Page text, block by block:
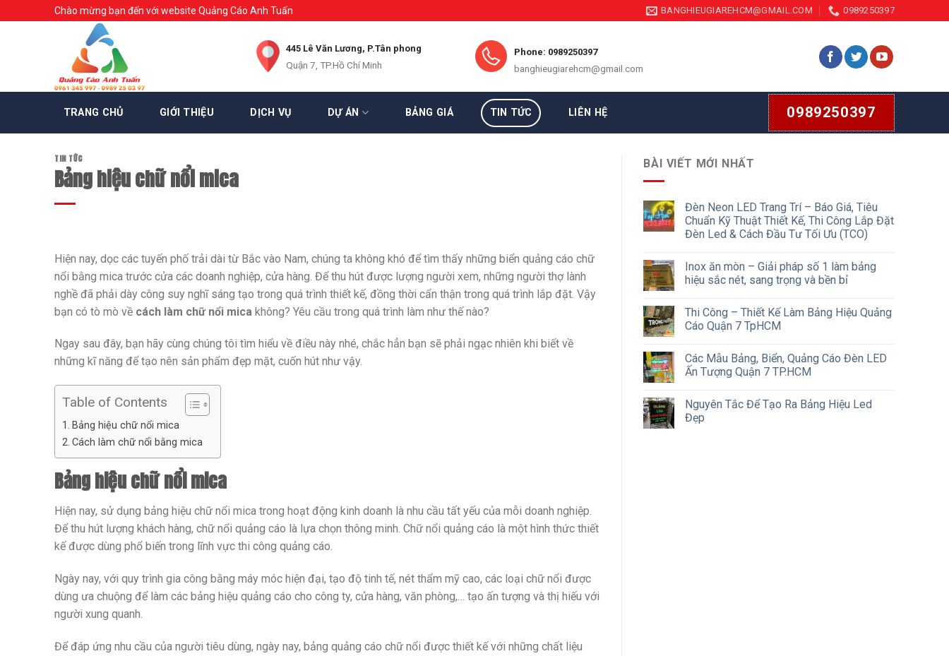
to
Chào mừng bạn đến với website Quảng Cáo Anh Tuấn BANGHIEUGIAREHCM@GMAIL.COM 0989250397
445 Lê Văn Lương, P.Tân phong
Quận 7, TP.Hồ Chí Minh
Phone: 0989250397
banghieugiarehcm@gmail.com
TRANG CHỦ GIỚI THIỆU DỊCH VỤ DỰ ÁN BẢNG GIÁ TIN TỨC LIÊN HỆ 0989250397
TIN TỨC
Bảng hiệu chữ nổi mica
Hiện nay, dọc các tuyến phố trải dài từ Bắc vào Nam, chúng ta không khó để tìm thấy những biển quảng cáo chữ
nổi bằng mica trước cửa các doanh nghiệp, cửa hàng. Để thu hút được lượng người xem, những người thợ lành
nghề đã phải dày công suy nghĩ sáng tạo trong quá trình thiết kế, đồng thời cẩn thận trong quá trình lắp đặt. Vậy
bạn có tò mò về cách làm chữ nổi mica không? Yêu cầu trong quá trình làm như thế nào?
Ngay sau đây, bạn hãy cùng chúng tôi tìm hiểu về điều này nhé, chắc hẳn bạn sẽ phải ngạc nhiên khi biết về
những kĩ năng để tạo nên sản phẩm đẹp mặt, cuốn hút như vậy.
Table of Contents
Bảng hiệu chữ nổi mica
Cách làm chữ nổi bằng mica
Bảng hiệu chữ nổi mica
Hiện nay, sử dụng bảng hiệu chữ nổi mica trong hoạt động kinh doanh là nhu cầu tất yếu của mỗi doanh nghiệp.
Để thu hút lượng khách hàng, chữ nổi quảng cáo là lựa chọn thông minh. Chữ nổi quảng cáo là một hình thức thiết
kế được dùng phổ biến trong lĩnh vực thi công quảng cáo.
Ngày nay, với quy trình gia công bằng máy móc hiện đại, tạo độ tinh tế, nét thẩm mỹ cao, các loại chữ nổi được
dùng ưa chuộng để làm các bảng hiệu quảng cáo cho công ty, cửa hàng, văn phòng,… tạo ấn tượng và thị hiếu với
người xung quanh.
Để đáp ứng nhu cầu của người tiêu dùng, ngày nay, bảng quảng cáo chữ nổi được thiết kế với những chất liệu
BÀI VIẾT MỚI NHẤT
Đèn Neon LED Trang Trí – Báo Giá, Tiêu
Chuẩn Kỹ Thuật Thiết Kế, Thi Công Lắp Đặt
Đèn Led & Cách Đầu Tư Tối Ưu (TCO)
Inox ăn mòn – Giải pháp số 1 làm bảng
hiệu sắc nét, sang trọng và bền bỉ
Thi Công – Thiết Kế Làm Bảng Hiệu Quảng
Cáo Quận 7 TpHCM
Các Mẫu Bảng, Biển, Quảng Cáo Đèn LED
Ấn Tượng Quận 7 TP.HCM
Nguyên Tắc Để Tạo Ra Bảng Hiệu Led
Đẹp